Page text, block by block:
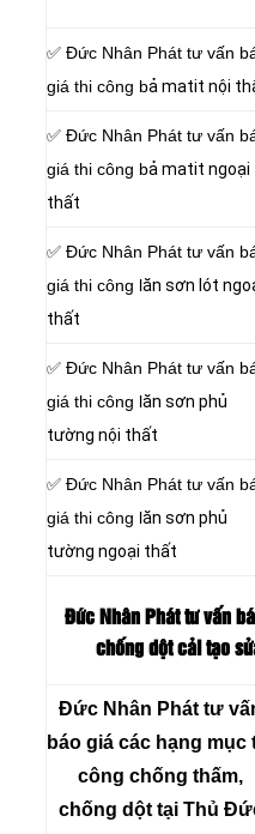
✅ Đức Nhân Phát tư vấn
giá thi công bả matit nội
✅ Đức Nhân Phát tư vấn
giá thi công bả matit ngoại
thất
✅ Đức Nhân Phát tư vấn
giá thi công lăn sơn lót
thất
✅ Đức Nhân Phát tư vấn
giá thi công lăn sơn phủ
tường nội thất
✅ Đức Nhân Phát tư vấn
giá thi công lăn sơn phủ
tường ngoại thất
Đức Nhân Phát tư vấn
chống dột cải tạo
Đức Nhân Phát tư
báo giá các hạng mục
công chống thấm,
chống dột tại Thủ